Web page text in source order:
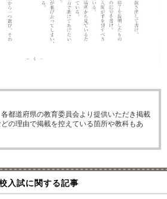
都道府県の教育委員会より提供いただき掲載
の理由で掲載を控えている箇所や教科もあ
入試に関する記事